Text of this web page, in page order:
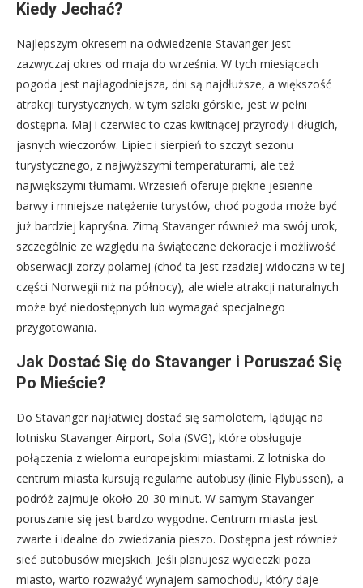
Kiedy Jechać?
Najlepszym okresem na odwiedzenie Stavanger jest
zazwyczaj okres od maja do września. W tych miesiącach
pogoda jest najłagodniejsza, dni są najdłuższe, a większość
atrakcji turystycznych, w tym szlaki górskie, jest w pełni
dostępna. Maj i czerwiec to czas kwitnącej przyrody i długich,
jasnych wieczorów. Lipiec i sierpień to szczyt sezonu
turystycznego, z najwyższymi temperaturami, ale też
największymi tłumami. Wrzesień oferuje piękne jesienne
barwy i mniejsze natężenie turystów, choć pogoda może być
już bardziej kapryśna. Zimą Stavanger również ma swój urok,
szczególnie ze względu na świąteczne dekoracje i możliwość
obserwacji zorzy polarnej (choć ta jest rzadziej widoczna w tej
części Norwegii niż na północy), ale wiele atrakcji naturalnych
może być niedostępnych lub wymagać specjalnego
przygotowania.
Jak Dostać Się do Stavanger i Poruszać Się
Po Mieście?
Do Stavanger najłatwiej dostać się samolotem, lądując na
lotnisku Stavanger Airport, Sola (SVG), które obsługuje
połączenia z wieloma europejskimi miastami. Z lotniska do
centrum miasta kursują regularne autobusy (linie Flybussen), a
podróż zajmuje około 20-30 minut. W samym Stavanger
poruszanie się jest bardzo wygodne. Centrum miasta jest
zwarte i idealne do zwiedzania pieszo. Dostępna jest również
sieć autobusów miejskich. Jeśli planujesz wycieczki poza
miasto, warto rozważyć wynajem samochodu, który daje